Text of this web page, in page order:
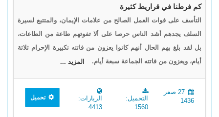
كم فرطنا في قراريط كثيرة
التأسف على فوات العمل الصالح من علامات الإيمان، والمتتبع لسيرة
السلف يجدهم أشد الناس حرصا على ألا تفوتهم طاعة من الطاعات،
بل لقد بلغ بهم الحال أنهم كانوا يعزون من فاتته تكبيرة الإحرام ثلاثة
أيام، ويعزون من فاتته الجماعة سبعة أيام.
المزيد ...
27 صفر
1436
التحميل:
1560
الزيارات:
4413
تحميل